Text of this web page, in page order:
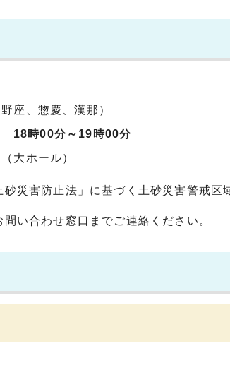
座、惣慶、漢那）
18時00分～19時00分
大ホール）
災害防止法」に基づく土砂災害警戒区
い合わせ窓口までご連絡ください。